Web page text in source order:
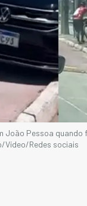
João Pessoa
Vídeo/Redes sociais